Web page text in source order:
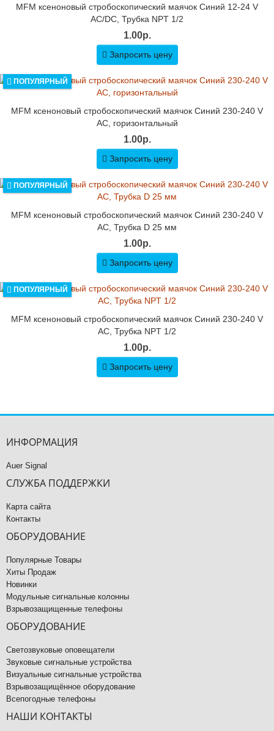
MFM ксеноновый стробоскопический маячок Синий 12-24 V
AC/DC, Трубка NPT 1/2
1.00р.
Запросить цену
ПОПУЛЯРНЫЙ
MFM ксеноновый стробоскопический маячок Синий 230-240 V
AC, горизонтальный
1.00р.
Запросить цену
ПОПУЛЯРНЫЙ
MFM ксеноновый стробоскопический маячок Синий 230-240 V
AC, Трубка D 25 мм
1.00р.
Запросить цену
ПОПУЛЯРНЫЙ
MFM ксеноновый стробоскопический маячок Синий 230-240 V
AC, Трубка NPT 1/2
1.00р.
Запросить цену
ИНФОРМАЦИЯ
Auer Signal
СЛУЖБА ПОДДЕРЖКИ
Карта сайта
Контакты
ОБОРУДОВАНИЕ
Популярные Товары
Хиты Продаж
Новинки
Модульные сигнальные колонны
Взрывозащищенные телефоны
ОБОРУДОВАНИЕ
Светозвуковые оповещатели
Звуковые сигнальные устройства
Визуальные сигнальные устройства
Взрывозащищённое оборудование
Всепогодные телефоны
НАШИ КОНТАКТЫ